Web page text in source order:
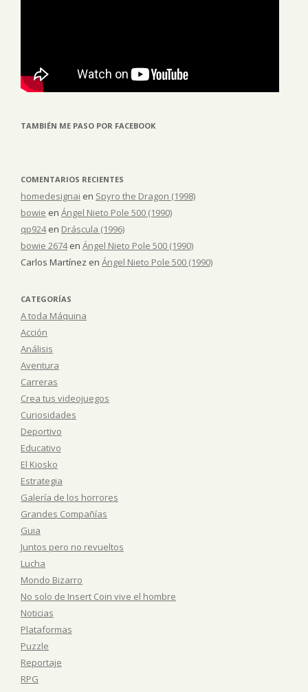
TAMBIÉN ME PASO POR FACEBOOK
COMENTARIOS RECIENTES
homedesignai en Spyro the Dragon (1998)
bowie en Ángel Nieto Pole 500 (1990)
qp924en Dráscula (1996)
bowie 2674en Ángel Nieto Pole 500 (1990)
Carlos Martínez en Ángel Nieto Pole 500 (1990)
CATEGORÍAS
A toda Máquina
Acción
Análisis
Aventura
Carreras
Crea tus videojuegos
Curiosidades
Deportivo
Educativo
El Kiosko
Estrategia
Galería de los horrores
Grandes Compañías
Guia
Juntos pero no revueltos
Lucha
Mondo Bizarro
No solo de Insert Coin vive el hombre
Noticias
Plataformas
Puzzle
Reportaje
RPG